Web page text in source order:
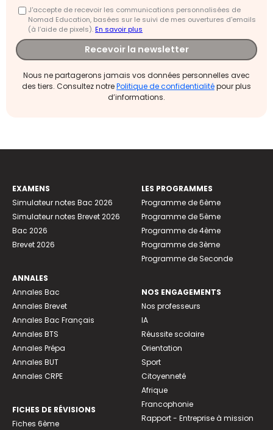
J'accepte de recevoir les communications personnalisées de
Nomad Education, basées sur le suivi de mes ouvertures d'emails
(à l’aide de pixels).En savoir plus
Recevoir la newsletter
Nous ne partagerons jamais vos données personnelles avec
des tiers. Consultez notrePolitique de confidentialitépour plus
d’informations.
EXAMENS
Simulateur notes Bac 2026
Simulateur notes Brevet 2026
Bac 2026
Brevet 2026
ANNALES
Annales Bac
Annales Brevet
Annales Bac Français
Annales BTS
Annales Prépa
Annales BUT
Annales CRPE
FICHES DE RÉVISIONS
Fiches 6ème
LES PROGRAMMES
Programme de 6ème
Programme de 5ème
Programme de 4ème
Programme de 3ème
Programme de Seconde
NOS ENGAGEMENTS
Nos professeurs
IA
Réussite scolaire
Orientation
Sport
Citoyenneté
Afrique
Francophonie
Rapport - Entreprise à mission